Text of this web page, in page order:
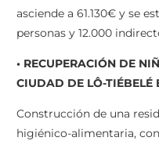
asciende a 61.130€ y se
personas y 12.000
• RECUPERACIÓN DE
CIUDAD DE LÔ-TIÉBELÉ
Construcción de una
higiénico-alimentaria,